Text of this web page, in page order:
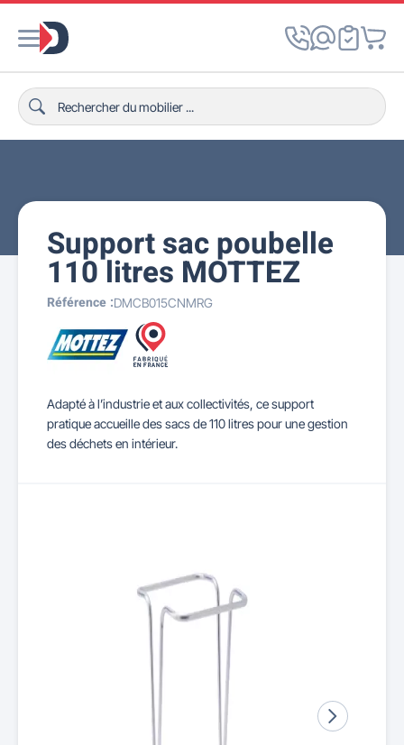
Support sac poubelle
110 litres MOTTEZ
Référence :DMCB015CNMRG
Adapté à l’industrie et aux collectivités, ce support
pratique accueille des sacs de 110 litres pour une gestion
des déchets en intérieur.